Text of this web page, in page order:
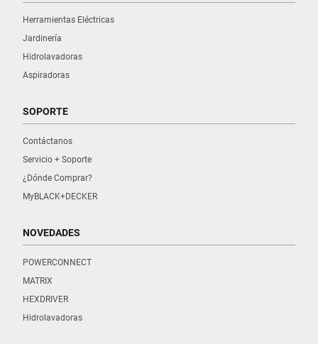
Herramientas Eléctricas
Jardinería
Hidrolavadoras
Aspiradoras
SOPORTE
Contáctanos
Servicio + Soporte
¿Dónde Comprar?
MyBLACK+DECKER
NOVEDADES
POWERCONNECT
MATRIX
HEXDRIVER
Hidrolavadoras